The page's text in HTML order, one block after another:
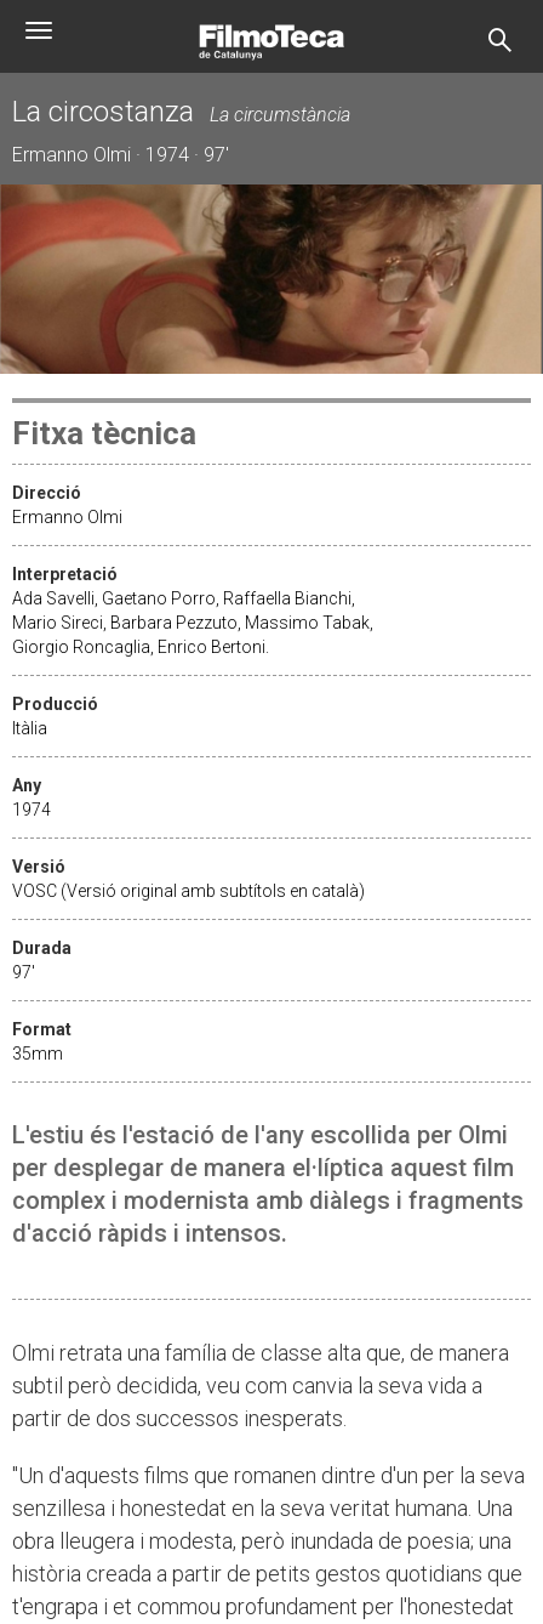
Toggle
La circostanza
La circumstància
Ermanno Olmi · 1974 · 97'
Fitxa tècnica
Direcció
Ermanno Olmi
Interpretació
Ada Savelli, Gaetano Porro, Raffaella Bianchi,
Mario Sireci, Barbara Pezzuto, Massimo Tabak,
Giorgio Roncaglia, Enrico Bertoni.
Producció
Itàlia
Any
1974
Versió
VOSC (Versió original amb subtítols en català)
Durada
97'
Format
35mm
L'estiu és l'estació de l'any escollida per Olmi
per desplegar de manera el·líptica aquest film
complex i modernista amb diàlegs i fragments
d'acció ràpids i intensos.
Olmi retrata una família de classe alta que, de manera
subtil però decidida, veu com canvia la seva vida a
partir de dos successos inesperats.
"Un d'aquests films que romanen dintre d'un per la seva
senzillesa i honestedat en la seva veritat humana. Una
obra lleugera i modesta, però inundada de poesia; una
història creada a partir de petits gestos quotidians que
t'engrapa i et commou profundament per l'honestedat